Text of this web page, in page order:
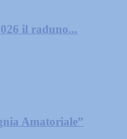
il raduno...
Amatoriale”